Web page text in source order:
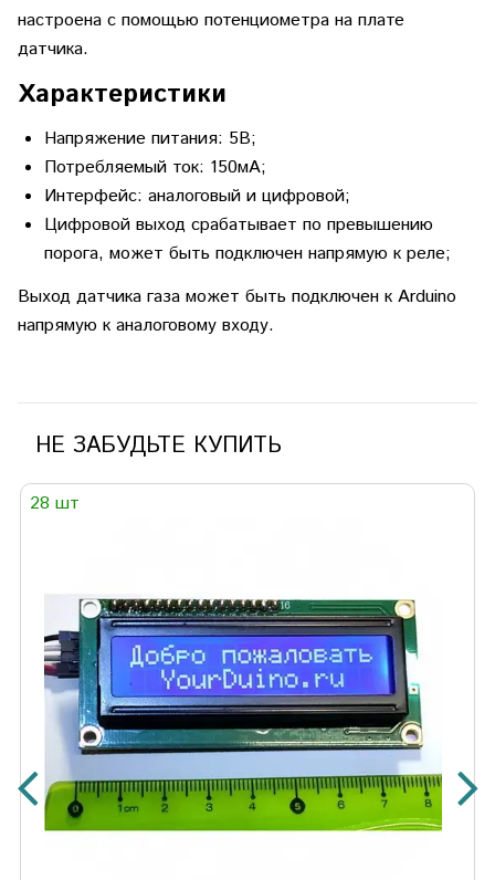
настроена с помощью потенциометра на плате
датчика.
Характеристики
Напряжение питания: 5В;
Потребляемый ток: 150мА;
Интерфейс: аналоговый и цифровой;
Цифровой выход срабатывает по превышению
порога, может быть подключен напрямую к реле;
Выход датчика газа может быть подключен к Arduino
напрямую к аналоговому входу.
НЕ ЗАБУДЬТЕ КУПИТЬ
28 шт